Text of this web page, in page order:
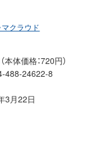
マクラウド
本体価格：720円）
488-24622-8
3月22日